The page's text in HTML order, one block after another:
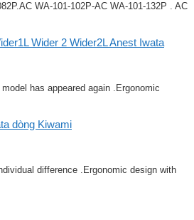
WA-101-102P-AC WA-101-132P . AC
Wider 2 Wider2L Anest Iwata
model has appeared again .Ergonomic
dòng Kiwami
difference .Ergonomic design with